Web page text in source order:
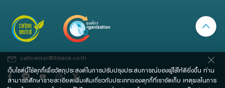
callcenter@lhbank.co.th
เว็บไซต์นี้ใช้คุกกี้เพื่อวัตถุประสงค์ในการปรับปรุงประสบการณ์ของผู้ใช้ให้ดียิ่งขึ้น ท่าน
สามารถศึกษารายละเอียดเพิ่มเติมเกี่ยวกับประเภทของคุกกี้ที่เราจัดเก็บ เหตุผลในการ